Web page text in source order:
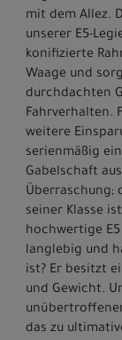
mit dem Allez.
unserer E5-
konifizierte
Waage und
durchdachten
Fahrverhalten.
weitere
serienmäßig
Gabelschaft
Überraschung;
seiner Klasse
hochwertige
langlebig und
ist? Er besitzt
und Gewicht.
das zu